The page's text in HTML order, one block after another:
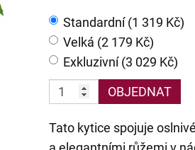
Standardní (1 319 Kč)
Velká (2 179 Kč)
Exkluzivní (3 029 Kč)
OBJEDNAT
Tato kytice spojuje